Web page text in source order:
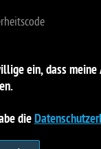
ein, dass meine
die